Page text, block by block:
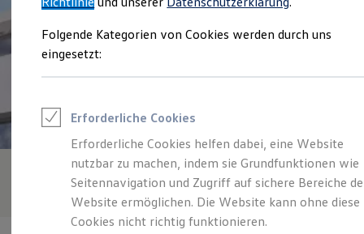
Branchenlösungen
Gewerbliche Personenbeförderung
Service & mobile Werkstätten
Menschen mit Behinderung
Rettungsdienste
ONE Business ID Vorteile
Fahrzeugsuche & Marktplatz
Fahrzeugsuche
Fahrzeuge online kaufen
Digitaler Marktplatz
Kauf & Finanzierung
Online-Fahrzeugbewertung
Folgende Kategorien von Cookies werden durch uns
eingesetzt:
Erforderliche Cookies
Erforderliche Cookies helfen dabei, eine Website
nutzbar zu machen, indem sie Grundfunktionen wie
Seitennavigation und Zugriff auf sichere Bereiche
Website ermöglichen. Die Website kann ohne diese
Cookies nicht richtig funktionieren.